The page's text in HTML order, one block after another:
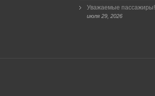
Уважаемые пассажиры!
июля 29, 2026